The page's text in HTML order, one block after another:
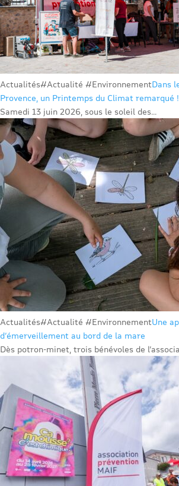
Actualités#Actualité #EnvironnementDans
Provence, un Printemps du Climat remarqué !
Samedi 13 juin 2026, sous le soleil des...
Actualités#Actualité #EnvironnementUne
d’émerveillement au bord de la mare
Dès potron-minet, trois bénévoles de